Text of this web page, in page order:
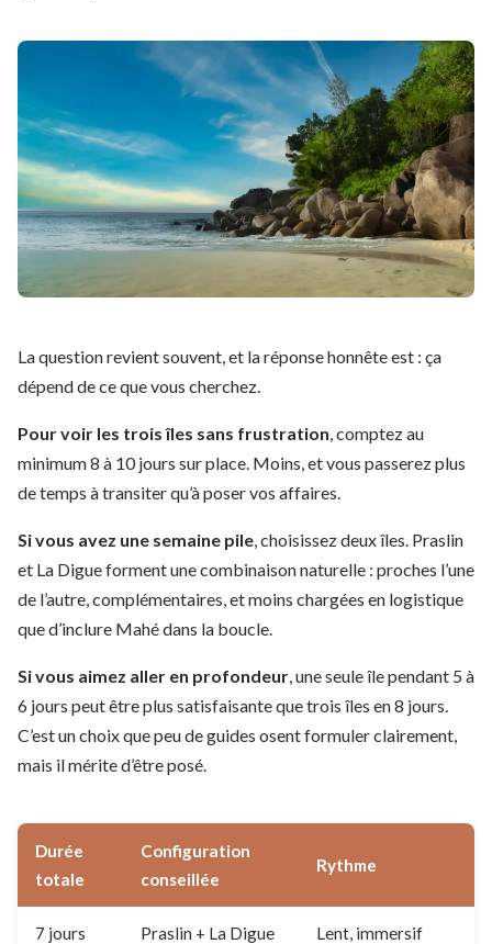
La question revient souvent, et la réponse honnête est : ça
dépend de ce que vous cherchez.
Pour voir les trois îles sans frustration, comptez au
minimum 8 à 10 jours sur place. Moins, et vous passerez plus
de temps à transiter qu’à poser vos affaires.
Si vous avez une semaine pile, choisissez deux îles. Praslin
et La Digue forment une combinaison naturelle : proches l’une
de l’autre, complémentaires, et moins chargées en logistique
que d’inclure Mahé dans la boucle.
Si vous aimez aller en profondeur, une seule île pendant 5 à
6 jours peut être plus satisfaisante que trois îles en 8 jours.
C’est un choix que peu de guides osent formuler clairement,
mais il mérite d’être posé.
Durée
totale
Configuration
conseillée
Rythme
7 jours Praslin + La Digue Lent, immersif